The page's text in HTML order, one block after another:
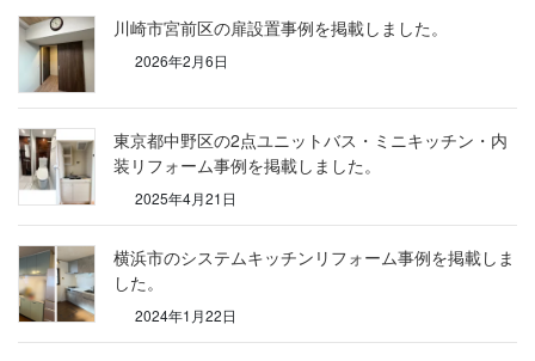
川崎市宮前区の扉設置事例を掲載しました。
2026年2月6日
東京都中野区の2点ユニットバス・ミニキッチン・内
装リフォーム事例を掲載しました。
2025年4月21日
横浜市のシステムキッチンリフォーム事例を掲載しま
した。
2024年1月22日